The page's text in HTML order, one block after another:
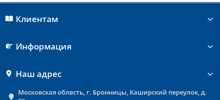
Клиентам
Информация
Наш адрес
Московская облвсть, г. Бронницы, Каширский переулок, д.